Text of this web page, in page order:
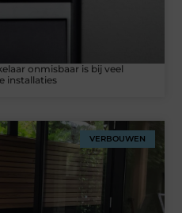
onmisbaar is bij veel
installaties
VERBOUWEN